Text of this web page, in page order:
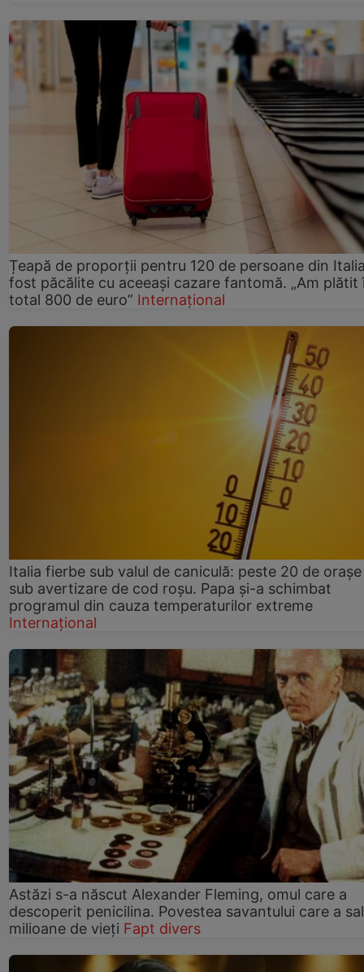
Țeapă de proporții pentru 120 de persoane din
fost păcălite cu aceeași cazare fantomă. „Am plătit
total 800 de euro” Internațional
Italia fierbe sub valul de caniculă: peste 20 de
sub avertizare de cod roșu. Papa și-a schimbat
programul din cauza temperaturilor extreme
Internațional
Astăzi s-a născut Alexander Fleming, omul care a
descoperit penicilina. Povestea savantului care a
milioane de vieți Fapt divers